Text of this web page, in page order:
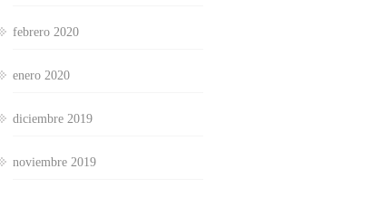
febrero 2020
enero 2020
diciembre 2019
noviembre 2019